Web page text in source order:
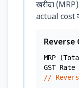
खरीदा
actual cost
Reverse
MRP
GST Rate
//